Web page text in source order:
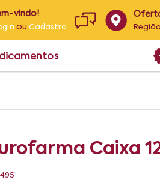
vindo!
ouCadastro Região
Caixa